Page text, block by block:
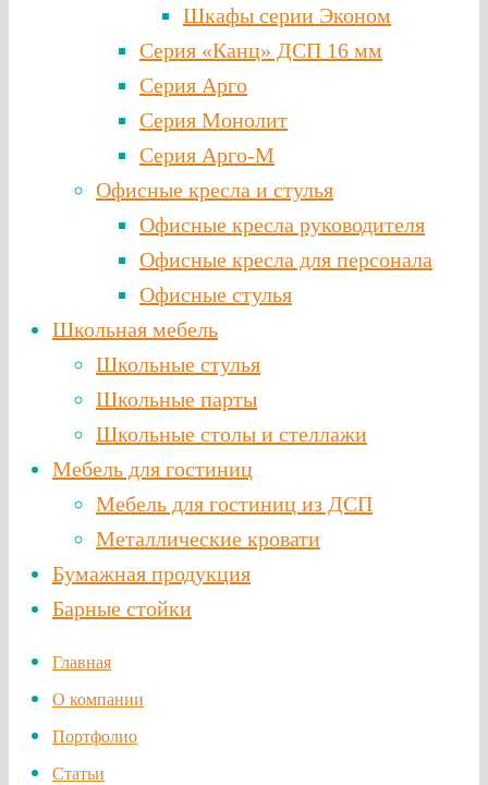
Шкафы серии Эконом
Серия «Канц» ДСП 16 мм
Серия Арго
Серия Монолит
Серия Арго-М
Офисные кресла и стулья
Офисные кресла руководителя
Офисные кресла для персонала
Офисные стулья
Школьная мебель
Школьные стулья
Школьные парты
Школьные столы и стеллажи
Мебель для гостиниц
Мебель для гостиниц из ДСП
Металлические кровати
Бумажная продукция
Барные стойки
Главная
О компании
Портфолио
Статьи